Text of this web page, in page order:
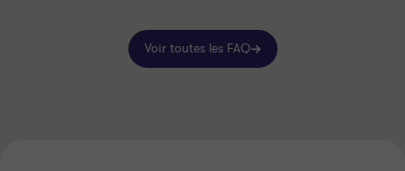
Voir toutes les FAQ